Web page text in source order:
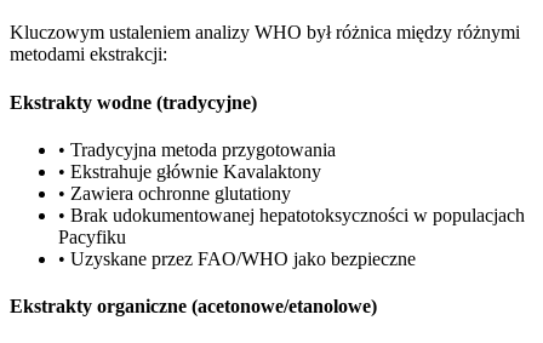
Kluczowym ustaleniem analizy WHO był różnica między różnymi
metodami ekstrakcji:
Ekstrakty wodne (tradycyjne)
• Tradycyjna metoda przygotowania
• Ekstrahuje głównie Kavalaktony
• Zawiera ochronne glutationy
• Brak udokumentowanej hepatotoksyczności w populacjach
Pacyfiku
• Uzyskane przez FAO/WHO jako bezpieczne
Ekstrakty organiczne (acetonowe/etanolowe)